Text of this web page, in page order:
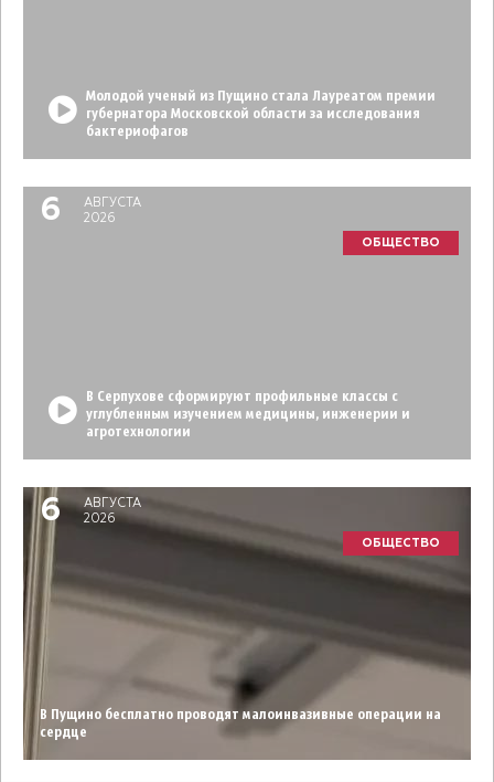
Молодой ученый из Пущино стала Лауреатом премии
губернатора Московской области за исследования
бактериофагов
6
АВГУСТА
2026
ОБЩЕСТВО
В Серпухове сформируют профильные классы с
углубленным изучением медицины, инженерии и
агротехнологии
6
АВГУСТА
2026
ОБЩЕСТВО
В Пущино бесплатно проводят малоинвазивные операции на
сердце